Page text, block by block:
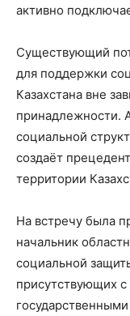
активно
Существующий
для поддержки
Казахстана вне
принадлежности.
социальной
создаёт
территории
На встречу была
начальник
социальной
присутствующих с